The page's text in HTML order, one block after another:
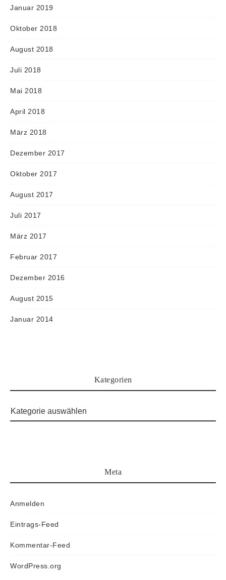
Januar 2019
Oktober 2018
August 2018
Juli 2018
Mai 2018
April 2018
März 2018
Dezember 2017
Oktober 2017
August 2017
Juli 2017
März 2017
Februar 2017
Dezember 2016
August 2015
Januar 2014
Kategorien
Meta
Anmelden
Eintrags-Feed
Kommentar-Feed
WordPress.org